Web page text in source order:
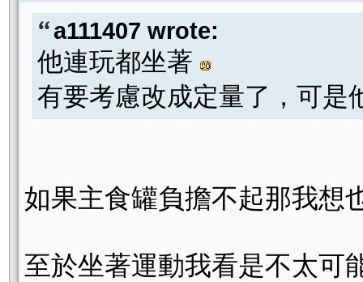
a111407 wrote:
他連玩都坐著
有要考慮改成定量了，可是
如果主食罐負擔不起那我想
至於坐著運動我看是不太可